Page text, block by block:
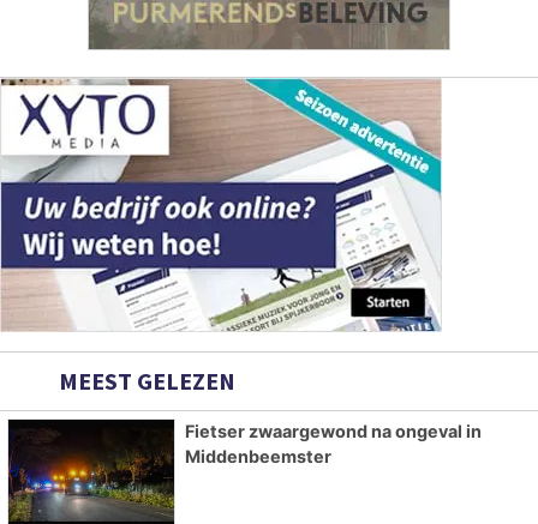
MEEST GELEZEN
Fietser zwaargewond na ongeval in
Middenbeemster